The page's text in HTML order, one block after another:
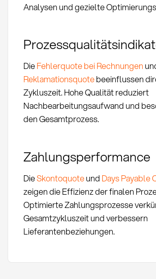
Analysen und gezielte
DieFehlerquote bei Rechnungen
Reklamationsquotebeeinflussen
Zykluszeit. Hohe Qualität reduziert
Nachbearbeitungsaufwand und
den Gesamtprozess.
Zahlungsperformance
DieSkontoquoteund Days Payable
zeigen die Effizienz der finalen
Optimierte Zahlungsprozesse
Gesamtzykluszeit und verbessern
Lieferantenbeziehungen.